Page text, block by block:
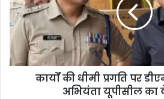
कार्यों की धीमी प्रगति पर
अभियंता यूपीसील का